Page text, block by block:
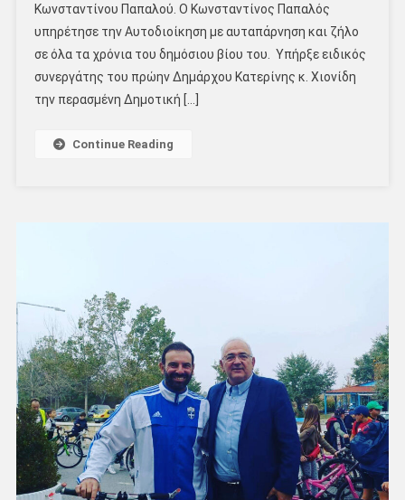
Κωνσταντίνου Παπαλού. Ο Κωνσταντίνος Παπαλός
υπηρέτησε την Αυτοδιοίκηση με αυταπάρνηση και ζήλο
σε όλα τα χρόνια του δημόσιου βίου του. Υπήρξε ειδικός
συνεργάτης του πρώην Δημάρχου Κατερίνης κ. Χιονίδη
την περασμένη Δημοτική […]
Continue Reading